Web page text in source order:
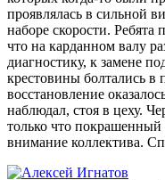
проявлялась в сильной
наборе скорости. Ребята
что на карданном валу
диагностику, к замене
крестовины болтались в
восстановление
наблюдал, стоя в цеху.
только что покрашенный
внимание коллектива.